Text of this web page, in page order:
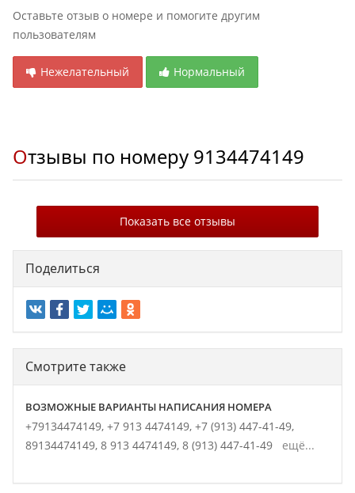
Оставьте отзыв о номере и помогите другим
пользователям
Нежелательный Нормальный
Отзывы по номеру 9134474149
Показать все отзывы
Поделиться
Смотрите также
ВОЗМОЖНЫЕ ВАРИАНТЫ НАПИСАНИЯ НОМЕРА
+79134474149, +7 913 4474149, +7 (913) 447-41-49,
89134474149, 8 913 4474149, 8 (913) 447-41-49 ещё...